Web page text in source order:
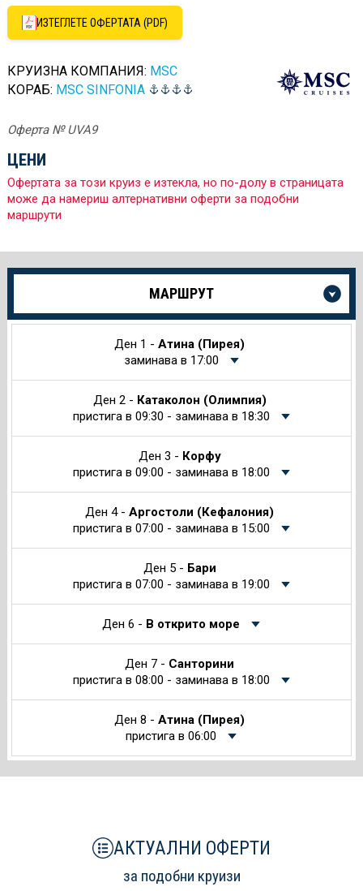
ИЗТЕГЛЕТЕ ОФЕРТАТА (PDF)
КРУИЗНА КОМПАНИЯ: MSC
КОРАБ: MSC SINFONIA
Оферта № UVA9
ЦЕНИ
Офертата за този круиз е изтекла, но по-долу в страницата
може да намериш алтернативни оферти за подобни
маршрути
Още
за
МАРШРУТ
Ден 1 -Атина (Пирея)
заминава в 17:00
Ден 2 - Катаколон (Олимпия)
пристига в 09:30 - заминава в 18:30
Ден 3 - Корфу
пристига в 09:00 - заминава в 18:00
Ден 4 -Аргостоли (Кефалония)
пристига в 07:00 - заминава в 15:00
Ден 5 - Бари
пристига в 07:00 - заминава в 19:00
Ден 6 - В открито море
Ден 7 - Санторини
пристига в 08:00 - заминава в 18:00
Ден 8 -Атина (Пирея)
пристига в 06:00
АКТУАЛНИ ОФЕРТИ
за подобни круизи